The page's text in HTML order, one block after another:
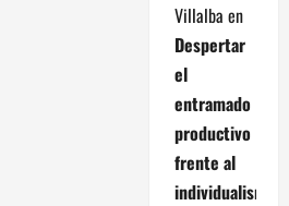
Villalba en
Despertar
el
entramado
productivo
frente al
individualismo